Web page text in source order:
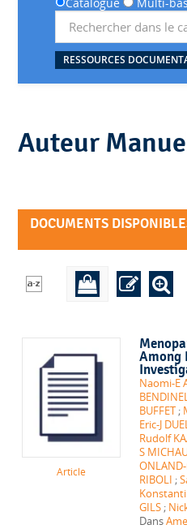
RESSOURCES
Auteur
DOCUMENTS
Article
Among
Naomi-E
BUFFET ;
Eric-J
Rudolf
S
RIBOLI ;
GILS ;
Dans